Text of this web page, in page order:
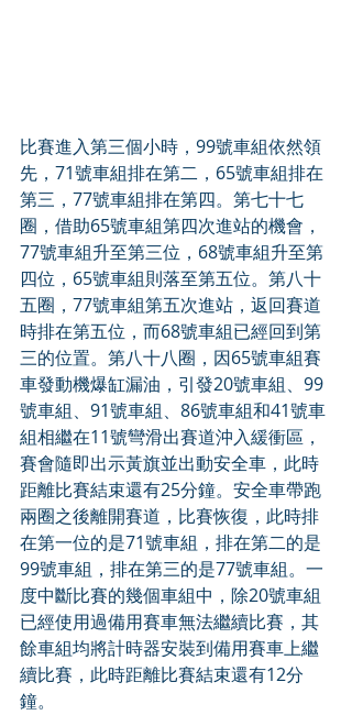
比賽進入第三個小時，99號車組依然領
先，71號車組排在第二，65號車組排在
第三，77號車組排在第四。第七十七
圈，借助65號車組第四次進站的機會，
77號車組升至第三位，68號車組升至第
四位，65號車組則落至第五位。第八十
五圈，77號車組第五次進站，返回賽道
時排在第五位，而68號車組已經回到第
三的位置。第八十八圈，因65號車組賽
車發動機爆缸漏油，引發20號車組、99
號車組、91號車組、86號車組和41號車
組相繼在11號彎滑出賽道沖入緩衝區，
賽會隨即出示黃旗並出動安全車，此時
距離比賽結束還有25分鐘。安全車帶跑
兩圈之後離開賽道，比賽恢復，此時排
在第一位的是71號車組，排在第二的是
99號車組，排在第三的是77號車組。一
度中斷比賽的幾個車組中，除20號車組
已經使用過備用賽車無法繼續比賽，其
餘車組均將計時器安裝到備用賽車上繼
續比賽，此時距離比賽結束還有12分
鐘。